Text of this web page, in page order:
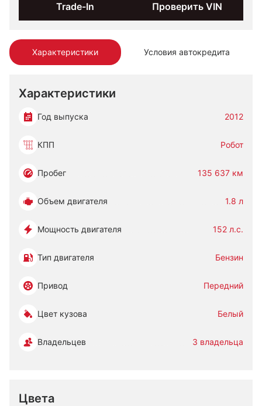
Характеристики Условия автокредита
Характеристики
Год выпуска 2012
КПП Робот
Пробег 135 637 км
Объем двигателя 1.8 л
Мощность двигателя 152 л.с.
Тип двигателя Бензин
Привод Передний
Цвет кузова Белый
Владельцев 3 владельца
Цвета
Trade-In Проверить VIN